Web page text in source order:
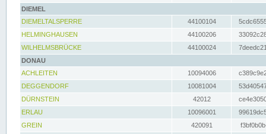
DIEMEL
DIEMELTALSPERRE
44100104
HELMINGHAUSEN
44100206
WILHELMSBRÜCKE
44100024
DONAU
ACHLEITEN
10094006
DEGGENDORF
10081004
DÜRNSTEIN
42012
ERLAU
10096001
GREIN
420091